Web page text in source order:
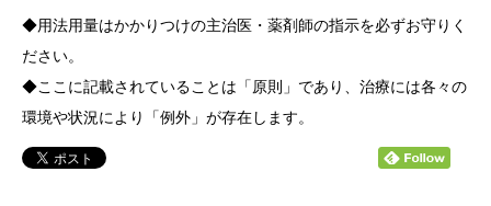
◆用法用量はかかりつけの主治医・薬剤師の指示を必ずお守りく
ださい。
◆ここに記載されていることは「原則」であり、治療には各々の
環境や状況により「例外」が存在します。